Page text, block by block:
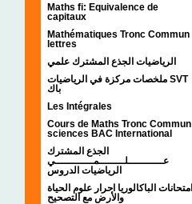
Maths fi: Equivalence de
capitaux
Mathématiques Tronc Commun
lettres
الرياضيات الجذع المشترك علمي
ملخصات مركزة في الرياضيات SVT
باك
Les Intégrales
Cours de Maths Tronc Commun
sciences BAC International
الجذع المشترك
عـــــــــــلــــــــمــــــــــــي
الرياضيات الدروس
امتحانات الباكالوريا احرار علوم الحياة
والأرض مع التصحيح